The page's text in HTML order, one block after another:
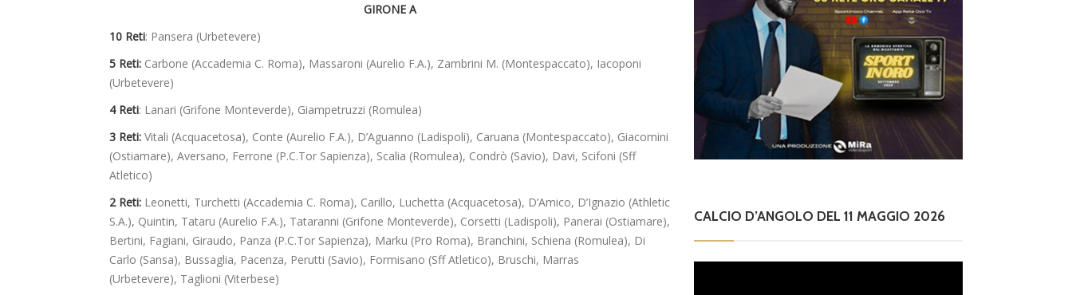
GIRONE A
10 Reti: Pansera (Urbetevere)
5 Reti: Carbone (Accademia C. Roma), Massaroni (Aurelio F.A.), Zambrini M. (Montespaccato), Iacoponi
(Urbetevere)
4 Reti: Lanari (Grifone Monteverde), Giampetruzzi (Romulea)
3 Reti: Vitali (Acquacetosa), Conte (Aurelio F.A.), D’Aguanno (Ladispoli), Caruana (Montespaccato), Giacomini
(Ostiamare), Aversano, Ferrone (P.C.Tor Sapienza), Scalia (Romulea), Condrò (Savio), Davi, Scifoni (Sff
Atletico)
2 Reti: Leonetti, Turchetti (Accademia C. Roma), Carillo, Luchetta (Acquacetosa), D’Amico, D’Ignazio (Athletic
S.A.), Quintin, Tataru (Aurelio F.A.), Tataranni (Grifone Monteverde), Corsetti (Ladispoli), Panerai (Ostiamare),
Bertini, Fagiani, Giraudo, Panza (P.C.Tor Sapienza), Marku (Pro Roma), Branchini, Schiena (Romulea), Di
Carlo (Sansa), Bussaglia, Pacenza, Perutti (Savio), Formisano (Sff Atletico), Bruschi, Marras
(Urbetevere), Taglioni (Viterbese)
CALCIO D’ANGOLO DEL 11 MAGGIO 2026